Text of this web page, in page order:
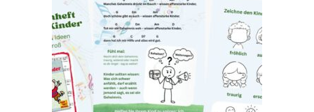
IN DEN WARENKORB